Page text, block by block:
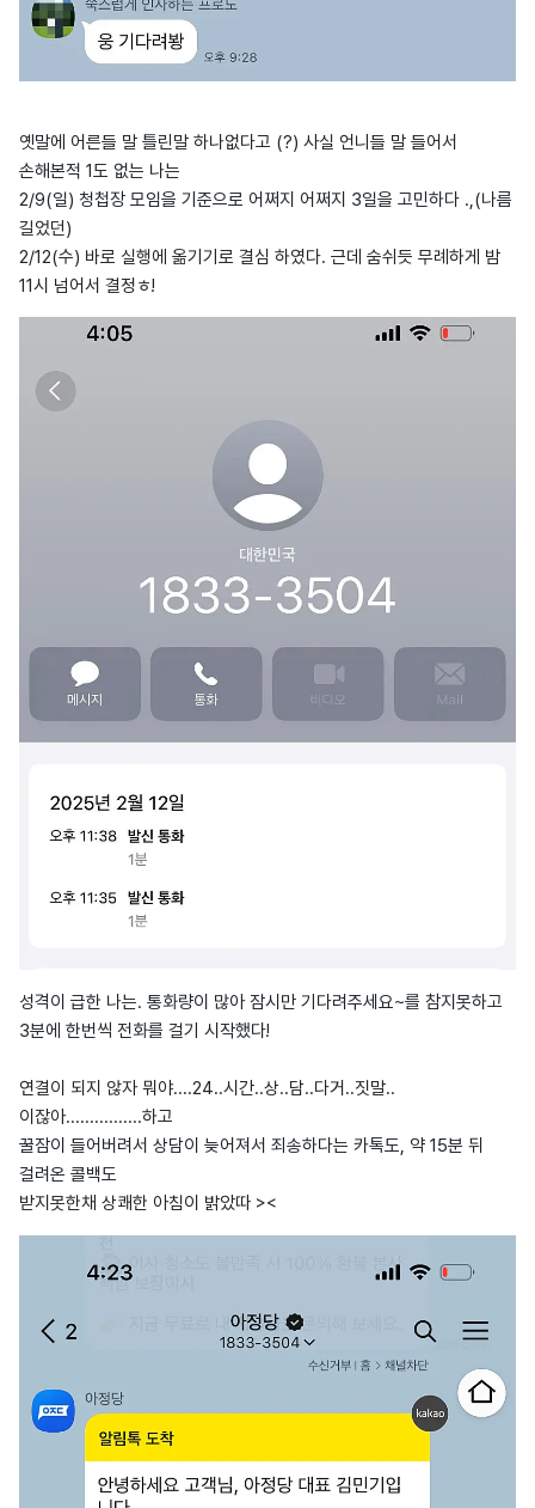
옛말에 어른들 말 틀린말 하나없다고 (?) 사실 언니들 말 들어서
손해본적 1도 없는 나는
2/9(일) 청첩장 모임을 기준으로 어쩌지 어쩌지 3일을 고민하다 .,(나름
길었던)
2/12(수) 바로 실행에 옮기기로 결심 하였다. 근데 숨쉬듯 무례하게 밤
11시 넘어서 결정ㅎ!
성격이 급한 나는. 통화량이 많아 잠시만 기다려주세요~를 참지못하고
3분에 한번씩 전화를 걸기 시작했다!
연결이 되지 않자 뭐야....24..시간..상..담..다거..짓말..
이잖아................하고
꿀잠이 들어버려서 상담이 늦어져서 죄송하다는 카톡도, 약 15분 뒤
걸려온 콜백도
받지못한채 상쾌한 아침이 밝았따 ><